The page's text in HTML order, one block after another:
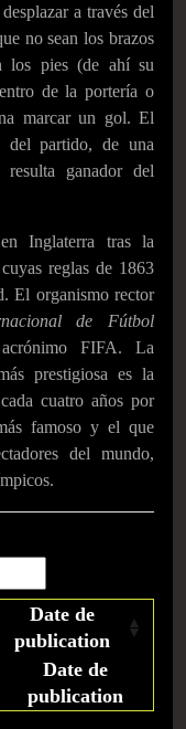
a través del
no sean los brazos
los pies (de ahí su
de la portería o
marcar un gol. El
del partido, de una
ganador del
Inglaterra tras la
reglas de 1863
El organismo rector
de Fútbol
FIFA. La
prestigiosa es la
cuatro años por
famoso y el que
del mundo,
Date de
publication
Date de
publication